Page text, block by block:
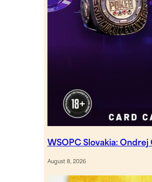
WSOPC Slovakia:
August 8, 2026